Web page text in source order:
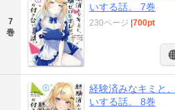
7
巻
いする話。 7巻
230ページ |700pt
経験済みなキミと
いする話。 8巻